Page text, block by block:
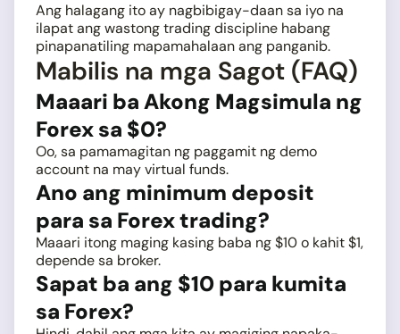
Ang halagang ito ay nagbibigay-daan sa iyo na
ilapat ang wastong trading discipline habang
pinapanatiling mapamahalaan ang panganib.
Mabilis na mga Sagot (FAQ)
Maaari ba Akong Magsimula ng
Forex sa $0?
Oo, sa pamamagitan ng paggamit ng demo
account na may virtual funds.
Ano ang minimum deposit
para sa Forex trading?
Maaari itong maging kasing baba ng $10 o kahit $1,
depende sa broker.
Sapat ba ang $10 para kumita
sa Forex?